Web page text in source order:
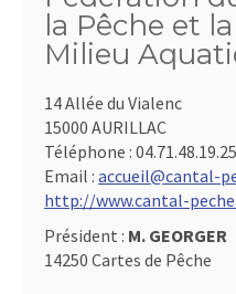
la Pêche et
Milieu
14 Allée du Vialenc
15000 AURILLAC
Téléphone : 04.71.48.19.25
Email : accueil@cantal-
http://www.cantal-
Président : M. GEORGER
14250 Cartes de Pêche